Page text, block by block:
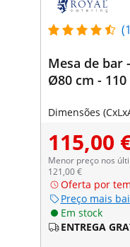
Mesa de bar
Ø80 cm - 110
Dimensões
115,00
Menor preço nos
121,00 €
Oferta por
Preço mais
Em stock
ENTREGA